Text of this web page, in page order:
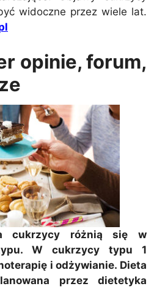
widoczne przez wiele lat.
opinie, forum,
cukrzycy różnią się w
W cukrzycy typu 1
i odżywianie. Dieta
przez dietetyka